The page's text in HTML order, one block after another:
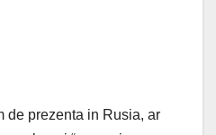
de prezenta in Rusia, ar